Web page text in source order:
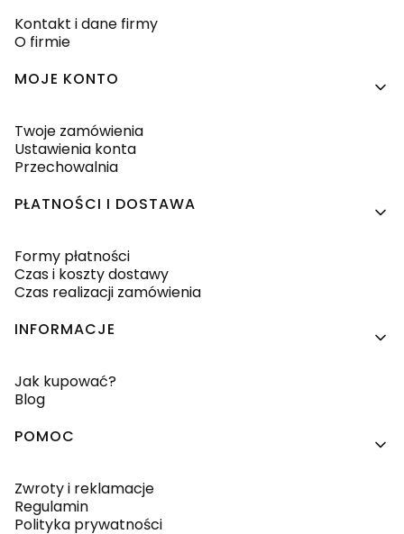
Kontakt i dane firmy
O firmie
MOJE KONTO
Twoje zamówienia
Ustawienia konta
Przechowalnia
PŁATNOŚCI I DOSTAWA
Formy płatności
Czas i koszty dostawy
Czas realizacji zamówienia
INFORMACJE
Jak kupować?
Blog
POMOC
Zwroty i reklamacje
Regulamin
Polityka prywatności